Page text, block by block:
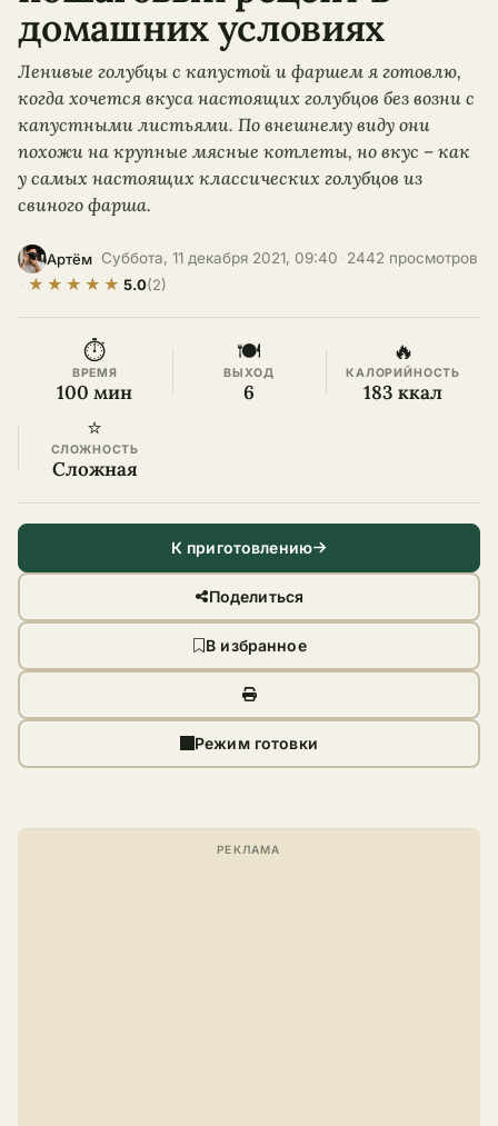
домашних условиях
Ленивые голубцы с капустой и фаршем я готовлю,
когда хочется вкуса настоящих голубцов без возни с
капустными листьями. По внешнему виду они
похожи на крупные мясные котлеты, но вкус – как
у самых настоящих классических голубцов из
свиного фарша.
Артём Суббота, 11 декабря 2021, 09:40
2442 просмотров
★ ★ ★ ★ ★ 5.0(2)
⏱
ВРЕМЯ
100 мин
🍽
ВЫХОД
6
🔥
КАЛОРИЙНОСТЬ
183 ккал
⭐
СЛОЖНОСТЬ
Сложная
К приготовлению
Поделиться
В избранное
Режим готовки